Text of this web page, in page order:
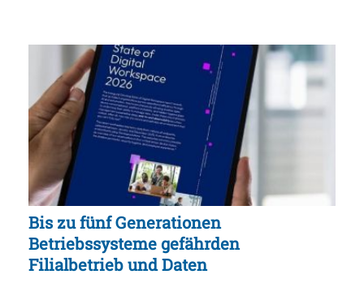
Bis zu fünf Generationen
Betriebssysteme gefährden
Filialbetrieb und Daten